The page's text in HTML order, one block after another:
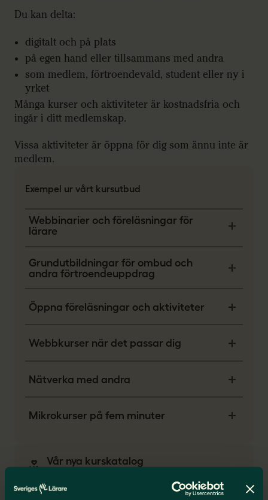
Du kan delta:
digitalt och på plats
på egen hand eller tillsammans med andra
som medlem, förtroendevald, student eller ny i
yrket
Många kurser och aktiviteter är kostnadsfria och
ingår i ditt medlemskap.
Vissa aktiviteter är öppna för dig som ännu inte är
medlem.
Exempel ur vårt kursutbud
Webbinarier och föreläsningar för
lärare
Grundutbildningar för ombud och
andra förtroendeuppdrag
Öppna föreläsningar och aktiviteter
Webbkurser när det passar dig
Nätverka med andra
Mikrokurser på fem minuter
Vår nya kurskatalog